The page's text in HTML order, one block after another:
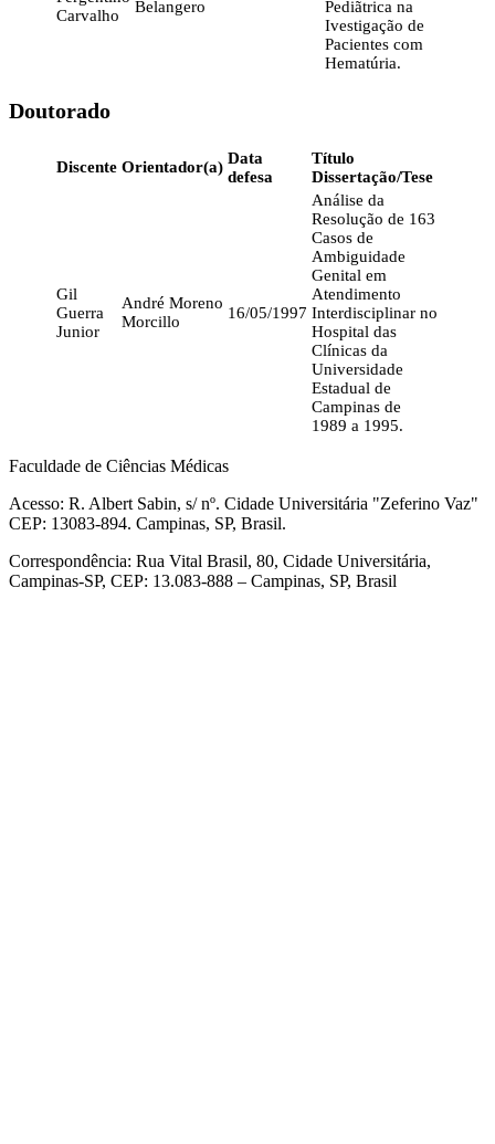
Carvalho
Belangero
Pediãtrica na
Ivestigação de
Pacientes com
Hematúria.
Doutorado
Discente Orientador(a) Data
defesa
Título
Dissertação/Tese
Gil
Guerra
Junior
André Moreno
Morcillo
16/05/1997
Análise da
Resolução de 163
Casos de
Ambiguidade
Genital em
Atendimento
Interdisciplinar no
Hospital das
Clínicas da
Universidade
Estadual de
Campinas de
1989 a 1995.
Faculdade de Ciências Médicas
Acesso: R. Albert Sabin, s/ nº. Cidade Universitária "Zeferino Vaz"
CEP: 13083-894. Campinas, SP, Brasil.
Correspondência: Rua Vital Brasil, 80, Cidade Universitária,
Campinas-SP, CEP: 13.083-888 – Campinas, SP, Brasil